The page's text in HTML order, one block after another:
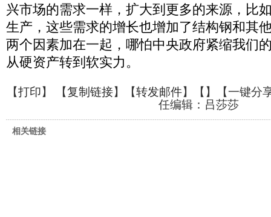
兴市场的需求一样，扩大到更多的来源，比
生产，这些需求的增长也增加了结构钢和其
两个因素加在一起，哪怕中央政府紧缩我们
从硬资产转到软实力。
【打印】 【复制链接】【转发邮件】【 】
【一键分
任编辑：吕莎莎
相关链接